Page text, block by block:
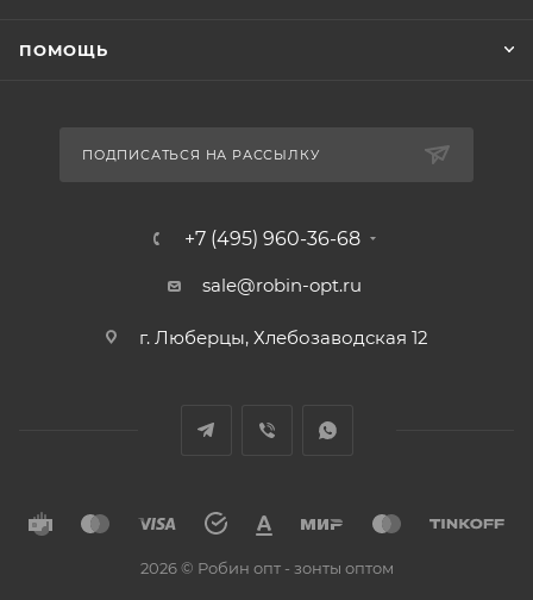
ПОМОЩЬ
ПОДПИСАТЬСЯ НА РАССЫЛКУ
+7 (495) 960-36-68
sale@robin-opt.ru
г. Люберцы, Хлебозаводская 12
2026 © Робин опт - зонты оптом